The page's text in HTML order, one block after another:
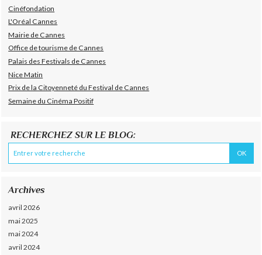
Cinéfondation
L'Oréal Cannes
Mairie de Cannes
Office de tourisme de Cannes
Palais des Festivals de Cannes
Nice Matin
Prix de la Citoyenneté du Festival de Cannes
Semaine du Cinéma Positif
RECHERCHEZ SUR LE BLOG:
Archives
avril 2026
mai 2025
mai 2024
avril 2024